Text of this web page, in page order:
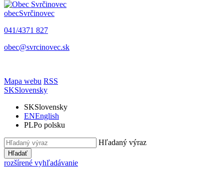
obecSvrčinovec
041/4371 827
obec@svrcinovec.sk
Mapa webu RSS
SKSlovensky
SKSlovensky
ENEnglish
PLPo polsku
Hľadaný výraz
Hľadať
rozšírené vyhľadávanie